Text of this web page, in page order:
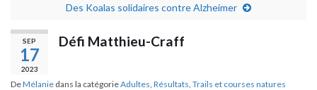
Des Koalas solidaires contre Alzheimer
SEP
17
2023
Défi Matthieu-Craff
DeMélanie dans la catégorieAdultes Résultats Trails et courses natures